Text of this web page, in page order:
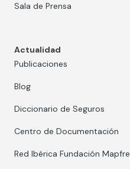
Sala de Prensa
Actualidad
Publicaciones
Blog
Diccionario de Seguros
Centro de Documentación
Red Ibérica Fundación Mapfre